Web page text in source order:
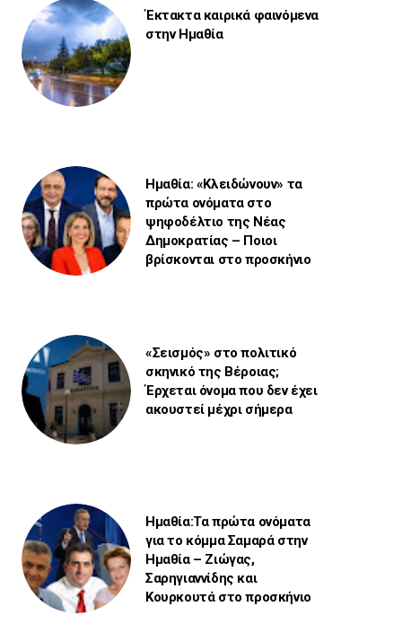
Έκτακτα καιρικά φαινόμενα
στην Ημαθία
Ημαθία: «Κλειδώνουν» τα
πρώτα ονόματα στο
ψηφοδέλτιο της Νέας
Δημοκρατίας – Ποιοι
βρίσκονται στο προσκήνιο
«Σεισμός» στο πολιτικό
σκηνικό της Βέροιας;
Έρχεται όνομα που δεν έχει
ακουστεί μέχρι σήμερα
Ημαθία:Τα πρώτα ονόματα
για το κόμμα Σαμαρά στην
Ημαθία – Ζιώγας,
Σαρηγιαννίδης και
Κουρκουτά στο προσκήνιο